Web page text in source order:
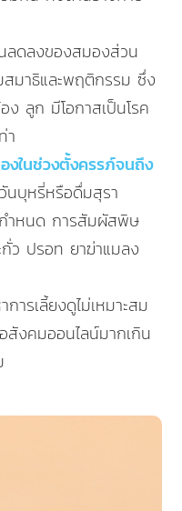
ลดลงของสมองส่วน
มาธิและพฤติกรรม ซึ่ง
ลูก มีโอกาสเป็นโรค
า
ในช่วงตั้งครรภ์จนถึง
นบุหรี่หรือดื่มสุรา
ำหนด การสัมผัสพิษ
ว ปรอท ยาฆ่าแมลง
ารเลี้ยงดูไม่เหมาะสม
สังคมออนไลน์มากเกิน